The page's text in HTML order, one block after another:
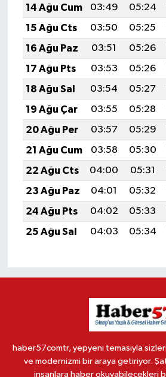
14 Ağu Cum
03:49 05:24
15 Ağu Cts
03:50 05:25
16 Ağu Paz
03:51 05:26
17 Ağu Pts
03:53 05:26
18 Ağu Sal
03:54 05:27
19 Ağu Çar
03:55 05:28
20 Ağu Per
03:57 05:29
21 Ağu Cum
03:58 05:30
22 Ağu Cts
04:00 05:31
23 Ağu Paz
04:01 05:32
24 Ağu Pts
04:02 05:33
25 Ağu Sal
04:03 05:34
haber57comtr, yepyeni temasıyla
ve modernizmi bir araya getiriyor.
insanlara haber okuyabilecekleri